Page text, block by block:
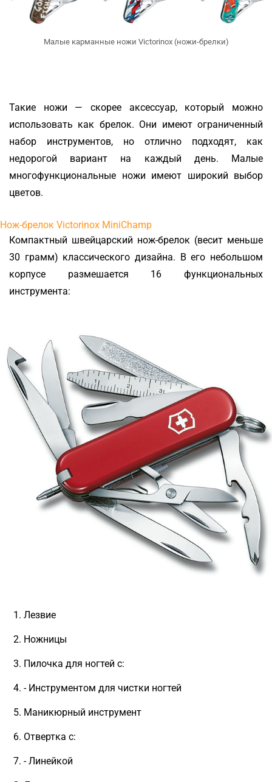
Малые карманные ножи Victorinox (ножи-брелки)
Такие ножи — скорее аксессуар, который можно
использовать как брелок. Они имеют ограниченный
набор инструментов, но отлично подходят, как
недорогой вариант на каждый день. Малые
многофункциональные ножи имеют широкий выбор
цветов.
Нож-брелок Victorinox MiniChamp
Компактный швейцарский нож-брелок (весит меньше
30 грамм) классического дизайна. В его небольшом
корпусе размешается 16 функциональных
инструмента:
Лезвие
Ножницы
Пилочка для ногтей с:
- Инструментом для чистки ногтей
Маникюрный инструмент
Отвертка с:
- Линейкой